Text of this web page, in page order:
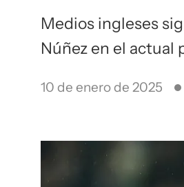
Medios ingleses
Núñez en el actual
10 de enero de 2025